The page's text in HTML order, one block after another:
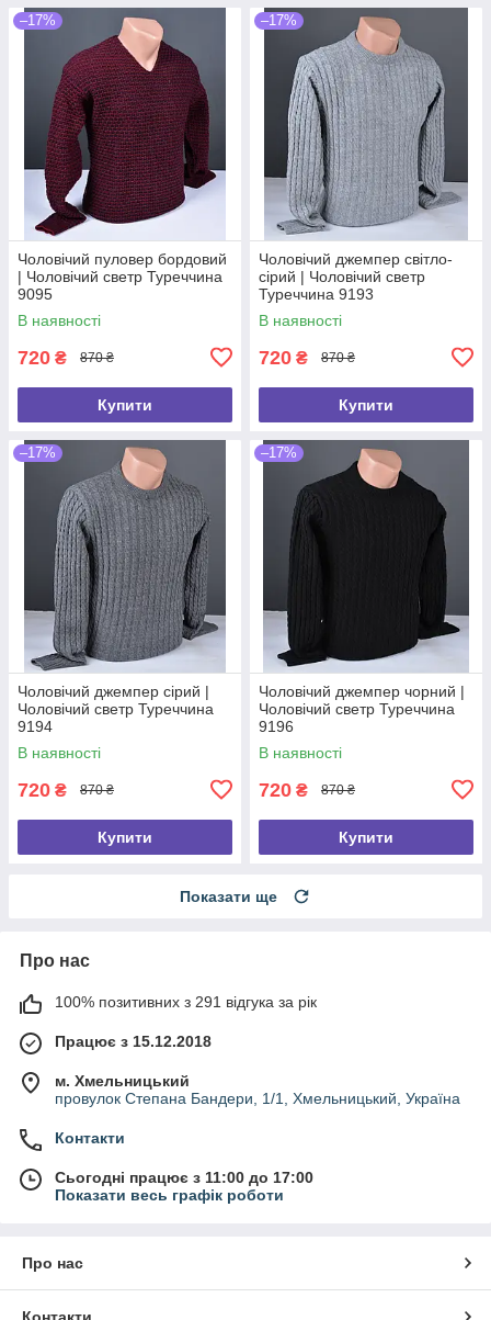
–17%
Чоловічий пуловер бордовий
| Чоловічий светр Туреччина
9095
В наявності
720 ₴ 870 ₴
Купити
–17%
Чоловічий джемпер світло-
сірий | Чоловічий светр
Туреччина 9193
В наявності
720 ₴ 870 ₴
Купити
–17%
Чоловічий джемпер сірий |
Чоловічий светр Туреччина
9194
В наявності
720 ₴ 870 ₴
Купити
–17%
Чоловічий джемпер чорний |
Чоловічий светр Туреччина
9196
В наявності
720 ₴ 870 ₴
Купити
Показати ще
Про нас
100% позитивних з 291 відгука за рік
Працює з 15.12.2018
м. Хмельницький
провулок Степана Бандери, 1/1, Хмельницький, Україна
Контакти
Сьогодні працює з 11:00 до 17:00
Показати весь графік роботи
Про нас
Контакти